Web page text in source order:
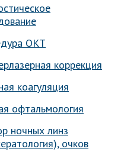
ОКТ
коррекция
коагуляция
офтальмология
ночных линз
очков